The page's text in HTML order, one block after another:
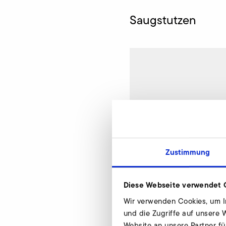
Zustimmung
Diese Webseite verwendet
Wir verwenden Cookies, um
und die Zugriffe auf unsere
Saugstutzen